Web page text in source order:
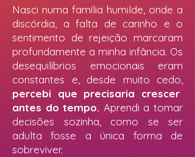
Nasci numa família humilde, onde a
discórdia, a falta de carinho e o
sentimento de rejeição marcaram
profundamente a minha infância. Os
desequilíbrios emocionais eram
constantes e, desde muito cedo,
percebi que precisaria crescer
antes do tempo. Aprendi a tomar
decisões sozinha, como se ser
adulta fosse a única forma de
sobreviver.